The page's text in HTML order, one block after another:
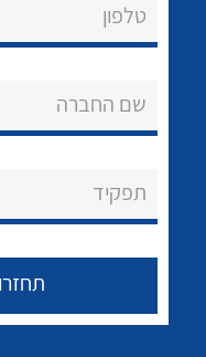
לכל מוצרי היצרן
טלפון
שם החברה
תפקיד